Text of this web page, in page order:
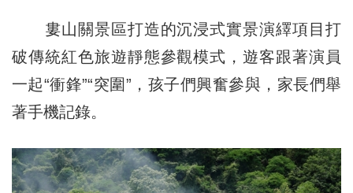
婁山關景區打造的沉浸式實景演繹項目打
破傳統紅色旅遊靜態參觀模式，遊客跟著演員
一起“衝鋒”“突圍”，孩子們興奮參與，家長們舉
著手機記錄。